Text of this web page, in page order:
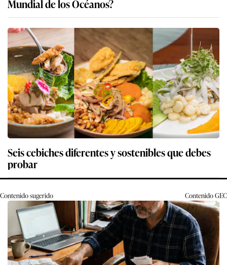
Mundial de los Océanos?
Seis cebiches diferentes y sostenibles que debes
probar
Contenido sugerido ContenidoGEC